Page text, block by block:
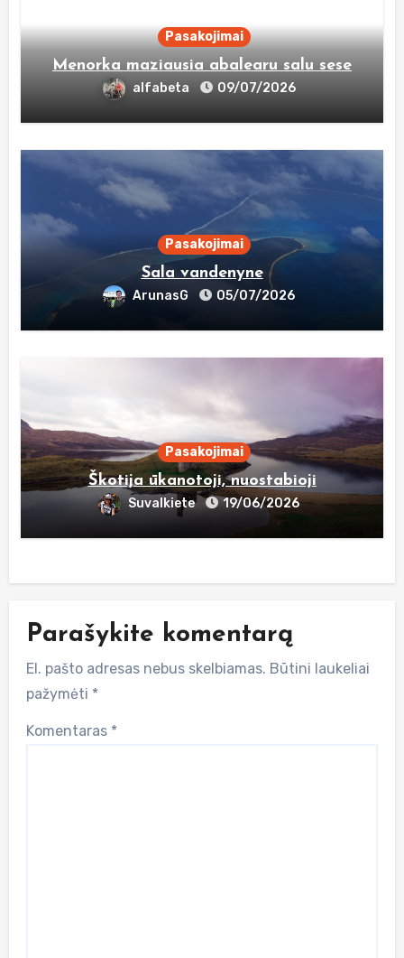
Pasakojimai
Menorka maziausia abalearu salu sese
alfabeta 09/07/2026
Pasakojimai
Sala vandenyne
ArunasG 05/07/2026
Pasakojimai
Škotija ūkanotoji, nuostabioji
Suvalkiete 19/06/2026
Parašykite komentarą
El. pašto adresas nebus skelbiamas. Būtini laukeliai
pažymėti *
Komentaras *